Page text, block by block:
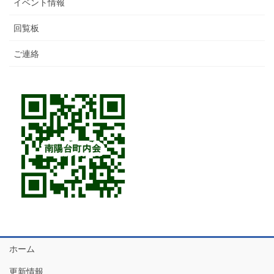
イベント情報
回覧板
ご連絡
ホーム
更新情報